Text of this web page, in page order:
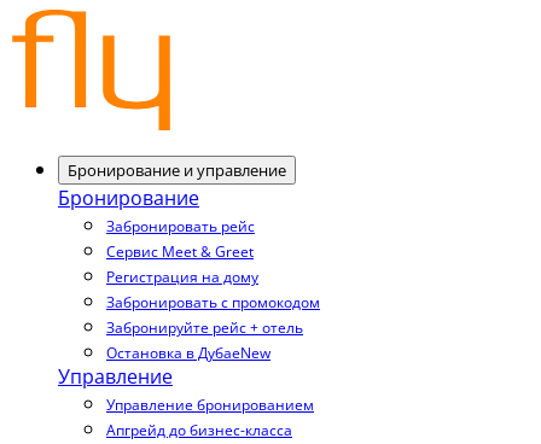
Бронирование и управление
Бронирование
Забронировать рейс
Сервис Meet & Greet
Регистрация на дому
Забронировать с промокодом
Забронируйте рейс + отель
Остановка в ДубаеNew
Управление
Управление бронированием
Апгрейд до бизнес-класса